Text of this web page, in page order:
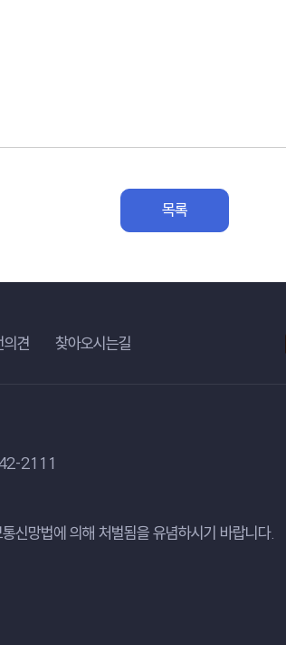
목록
의견 찾아오시는길
2111
신망법에 의해 처벌됨을 유념하시기 바랍니다.